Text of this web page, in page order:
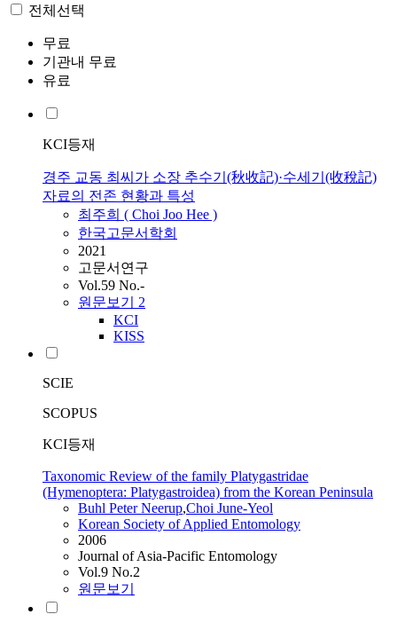
전체선택
무료
기관내 무료
유료
KCI등재
경주 교동 최씨가 소장 추수기(秋收記)·수세기(收稅記)
자료의 전존 현황과 특성
최주희 ( Choi Joo Hee )
한국고문서학회
2021
고문서연구
Vol.59 No.-
원문보기 2
KCI
KISS
SCIE
SCOPUS
KCI등재
Taxonomic Review of the family Platygastridae
(Hymenoptera: Platygastroidea) from the Korean Peninsula
Buhl Peter Neerup,Choi June-Yeol
Korean Society of Applied Entomology
2006
Journal of Asia-Pacific Entomology
Vol.9 No.2
원문보기